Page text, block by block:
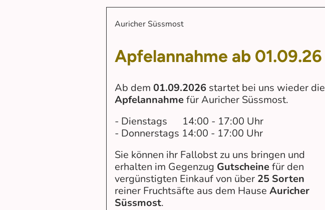
Auricher Süssmost
Apfelannahme ab 01.09.26
Ab dem 01.09.2026 startet bei uns wieder die
Apfelannahmefür Auricher Süssmost.
- Dienstags 14:00 - 17:00 Uhr
- Donnerstags 14:00 - 17:00 Uhr
Sie können ihr Fallobst zu uns bringen und
erhalten im Gegenzug Gutscheinefür den
vergünstigten Einkauf von über 25 Sorten
reiner Fruchtsäfte aus dem Hause Auricher
Süssmost.